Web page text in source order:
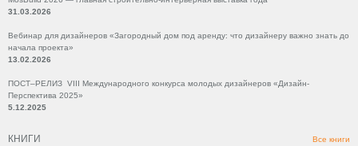
31.03.2026
Вебинар для дизайнеров «Загородный дом под аренду: что дизайнеру важно знать до
начала проекта»
13.02.2026
ПОСТ–РЕЛИЗ VIII Международного конкурса молодых дизайнеров «Дизайн-
Перспектива 2025»
5.12.2025
КНИГИ Все книги